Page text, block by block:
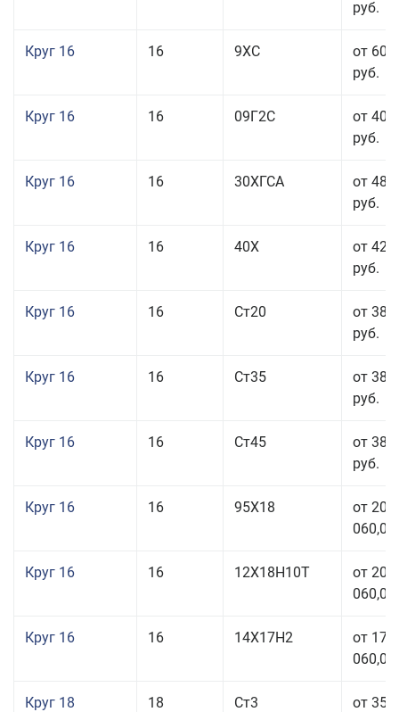
руб.
Круг 16 16 9ХС
от 60
руб.
Круг 16 16 09Г2С
от 40
руб.
Круг 16 16 30ХГСА
от 48
руб.
Круг 16 16 40Х
от 42
руб.
Круг 16 16 Ст20
от 38
руб.
Круг 16 16 Ст35
от 38
руб.
Круг 16 16 Ст45
от 38
руб.
Круг 16 16 95Х18
от 208
060,00
Круг 16 16 12Х18Н10Т
от 209
060,00
Круг 16 16 14Х17Н2
от 175
060,00
Круг 18 18 Ст3
от 35